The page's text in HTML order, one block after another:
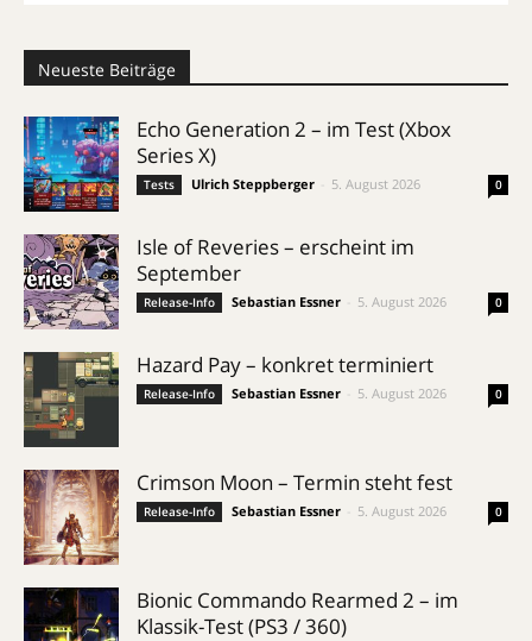
Neueste Beiträge
Echo Generation 2 – im Test (Xbox
Series X)
Tests Ulrich Steppberger 5. August 2026 0
Isle of Reveries – erscheint im
September
Release-Info Sebastian Essner 5. August 2026 0
Hazard Pay – konkret terminiert
Release-Info Sebastian Essner 5. August 2026 0
Crimson Moon – Termin steht fest
Release-Info Sebastian Essner 5. August 2026 0
Bionic Commando Rearmed 2 – im
Klassik-Test (PS3 / 360)